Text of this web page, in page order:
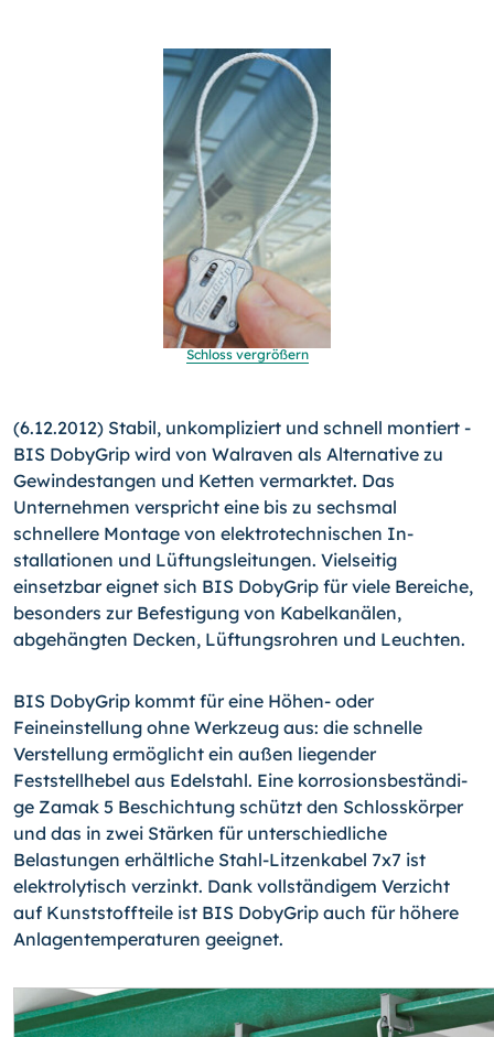
Schloss vergrößern
(6.12.2012) Stabil, unkompliziert und schnell montiert -
BIS DobyGrip wird von Walraven als Alternative zu
Gewindestangen und Ketten vermarktet. Das
Unternehmen verspricht eine bis zu sechsmal
schnellere Montage von elektrotechnischen In­
stallationen und Lüftungsleitungen. Vielseitig
einsetzbar eignet sich BIS DobyGrip für viele Bereiche,
besonders zur Befestigung von Kabelkanälen,
abgehängten Decken, Lüftungsrohren und Leuchten.
BIS DobyGrip kommt für eine Höhen- oder
Feineinstellung ohne Werkzeug aus: die schnelle
Verstellung ermöglicht ein außen liegender
Feststellhebel aus Edelstahl. Eine korrosionsbeständi­
ge Zamak 5 Beschichtung schützt den Schlosskörper
und das in zwei Stärken für unterschiedliche
Belastungen erhältliche Stahl-Litzenkabel 7x7 ist
elektrolytisch verzinkt. Dank vollstän­digem Verzicht
auf Kunststoffteile ist BIS DobyGrip auch für höhere
Anlagentemperaturen geeignet.